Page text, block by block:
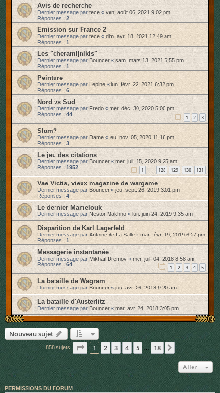
Avis de recherche
Dernier message partece « ven. août 06, 2021 9:02 pm
Réponses : 2
Émission sur France 2
Dernier message par tece «dim. avr. 18, 2021 12:49 am
Réponses : 1
Les "cheramijnikis"
Dernier message parBouncer «sam. mars 13, 2021 6:55 pm
Réponses : 1
Peinture
Dernier message par Lepine«lun. févr. 22, 2021 6:32 pm
Réponses : 6
Nord vs Sud
Dernier message parFredo « mer. déc. 30, 2020 5:00 pm
Réponses : 44 1 2 3
Slam?
Dernier message par Dame« jeu. nov. 05, 2020 11:16 pm
Réponses : 3
Le jeu des citations
Dernier message parBouncer «mer. juil. 15, 2020 9:25 am
Réponses : 1952 1 128 129 130 131
Vae Victis, vieux magazine de wargame
Dernier message par Bouncer« jeu. sept. 26, 2019 3:01 pm
Réponses : 4
Le dernier Mamelouk
Dernier message parNestor Makhno « lun. juin 24, 2019 9:35 am
Disparition de Karl Lagerfeld
Dernier message par Antoine de La Salle « mar. févr. 19, 2019 6:27 pm
Réponses : 1
Messagerie instantanée
Dernier message parMikhaïl Dremov « mer. juil. 04, 2018 8:58 am
Réponses : 64 1 2 3 4 5
La bataille de Wagram
Dernier message par Bouncer« jeu. avr. 26, 2018 9:20 am
La bataille d'Austerlitz
Dernier message parBouncer «mar. avr. 24, 2018 3:05 pm
Nouveau sujet
858 sujets Page 1sur18
1 2 3 4 5 … 18 Suivant
Aller
PERMISSIONS DU FORUM